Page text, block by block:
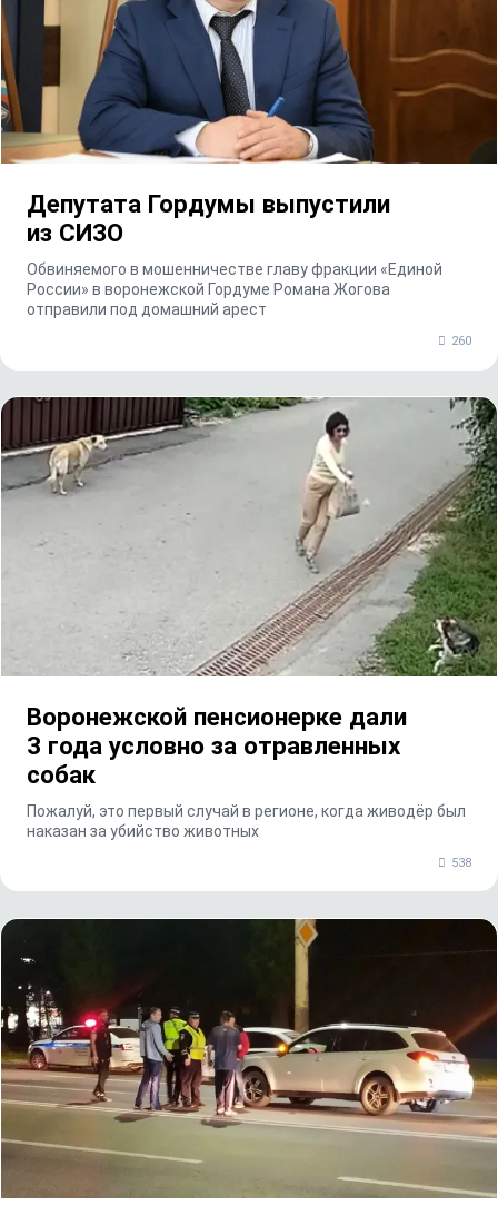
Депутата Гордумы выпустили
из СИЗО
Обвиняемого в мошенничестве главу фракции «Единой
России» в воронежской Гордуме Романа Жогова
отправили под домашний арест
260
Воронежской пенсионерке дали
3 года условно за отравленных
собак
Пожалуй, это первый случай в регионе, когда живодёр был
наказан за убийство животных
538